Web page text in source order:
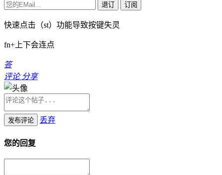
退订 订阅
快速点击（st）功能导致按键失灵
fn+上下会连点
答
评论 分享
发布评论 丢弃
您的回复